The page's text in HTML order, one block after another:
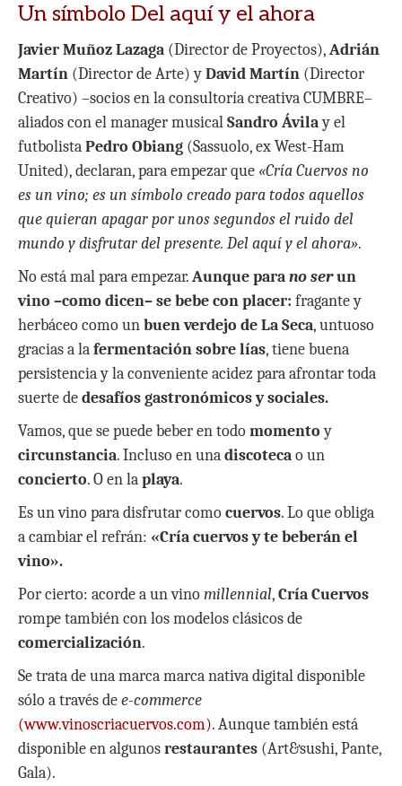
Un símbolo Del aquí y el ahora
Javier Muñoz Lazaga (Director de Proyectos),Adrián
Martín (Director de Arte) yDavid Martín (Director
Creativo) –socios en la consultoría creativa CUMBRE–
aliados con el manager musicalSandro Ávilay el
futbolistaPedro Obiang (Sassuolo, ex West-Ham
United), declaran, para empezar que «Cría Cuervos no
es un vino; es un símbolo creado para todos aquellos
que quieran apagar por unos segundos el ruido del
mundo y disfrutar del presente. Del aquí y el ahora».
No está mal para empezar.Aunque parano serun
vino –como dicen– se bebe con placer: fragante y
herbáceo como unbuen verdejo de La Seca, untuoso
gracias a lafermentación sobre lías, tiene buena
persistencia y la conveniente acidez para afrontar toda
suerte dedesafíos gastronómicos y sociales.
Vamos, que se puede beber en todomomentoy
circunstancia. Incluso en unadiscotecao un
concierto. O en laplaya.
Es un vino para disfrutar comocuervos. Lo que obliga
a cambiar el refrán: «Cría cuervos y te beberán el
vino».
Por cierto: acorde a un vinomillennial,Cría Cuervos
rompe también con los modelos clásicos de
comercialización.
Se trata de una marca marca nativa digital disponible
sólo a través dee-commerce
(www.vinoscriacuervos.com). Aunque también está
disponible en algunosrestaurantes (Art&sushi, Pante,
Gala).